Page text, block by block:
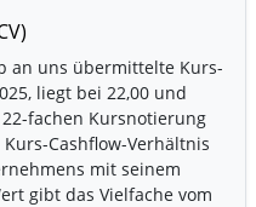
an uns übermittelte Kurs-
liegt bei 22,00 und
fachen Kursnotierung
Cashflow-Verhältnis
mit seinem
gibt das Vielfache vom